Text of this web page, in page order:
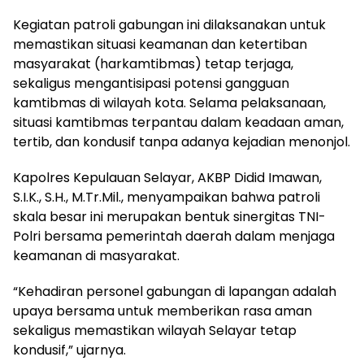
Kegiatan patroli gabungan ini dilaksanakan untuk
memastikan situasi keamanan dan ketertiban
masyarakat (harkamtibmas) tetap terjaga,
sekaligus mengantisipasi potensi gangguan
kamtibmas di wilayah kota. Selama pelaksanaan,
situasi kamtibmas terpantau dalam keadaan aman,
tertib, dan kondusif tanpa adanya kejadian menonjol.
Kapolres Kepulauan Selayar, AKBP Didid Imawan,
S.I.K., S.H., M.Tr.Mil., menyampaikan bahwa patroli
skala besar ini merupakan bentuk sinergitas TNI-
Polri bersama pemerintah daerah dalam menjaga
keamanan di masyarakat.
“Kehadiran personel gabungan di lapangan adalah
upaya bersama untuk memberikan rasa aman
sekaligus memastikan wilayah Selayar tetap
kondusif,” ujarnya.